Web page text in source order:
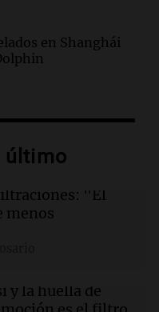
en Shanghái
de funciones
de defensa
de armas
no disminuye
último
"El
menos
y la huella de